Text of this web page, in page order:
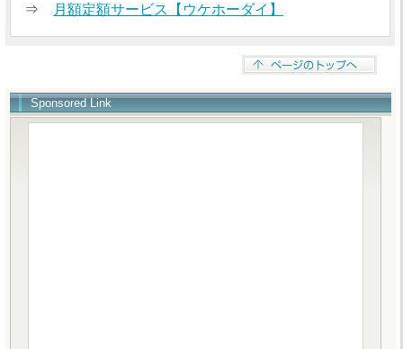
⇒
月額定額サービス【ウケホーダイ】
Sponsored Link